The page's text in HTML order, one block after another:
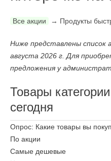
Все акции → Продукты
Ниже представлены список
августа 2026 г. Для
предложения у
Товары
сегодня
Опрос: Какие товары вы
По акции
Самые дешевые